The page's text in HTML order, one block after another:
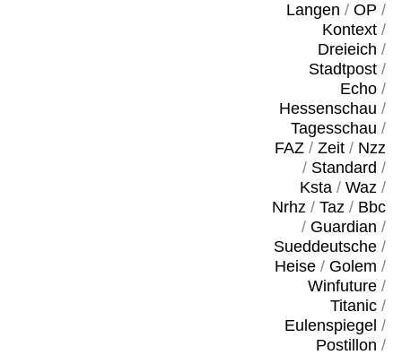
Langen / OP /
Kontext/
Dreieich /
Stadtpost/
Echo/
Hessenschau /
Tagesschau /
FAZ/ Zeit/ Nzz
/ Standard /
Ksta/ Waz/
Nrhz/ Taz/ Bbc
/ Guardian /
Sueddeutsche/
Heise/ Golem /
Winfuture/
Titanic/
Eulenspiegel /
Postillon /